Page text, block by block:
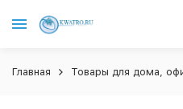
Главная Товары для дома,